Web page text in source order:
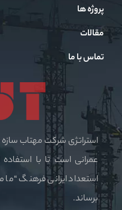
پروژه ها
مقالات
تماس با ما
استراتژی شرکت مهتاب سازه
عمرانی است تا با
استعداد ایرانی فرهنگ “ما
برساند.